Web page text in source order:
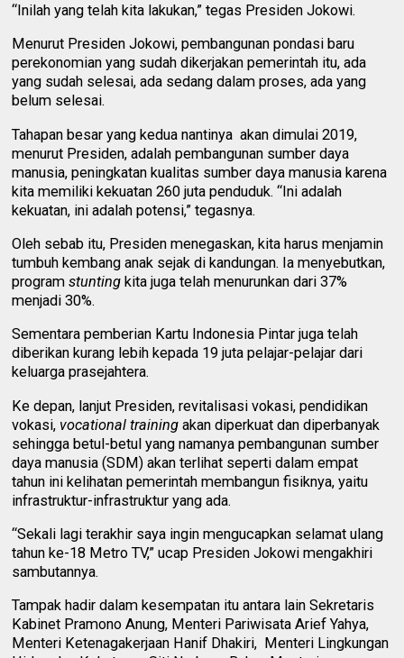
“Inilah yang telah kita lakukan,” tegas Presiden Jokowi.
Menurut Presiden Jokowi, pembangunan pondasi baru
perekonomian yang sudah dikerjakan pemerintah itu, ada
yang sudah selesai, ada sedang dalam proses, ada yang
belum selesai.
Tahapan besar yang kedua nantinya akan dimulai 2019,
menurut Presiden, adalah pembangunan sumber daya
manusia, peningkatan kualitas sumber daya manusia karena
kita memiliki kekuatan 260 juta penduduk. “Ini adalah
kekuatan, ini adalah potensi,” tegasnya.
Oleh sebab itu, Presiden menegaskan, kita harus menjamin
tumbuh kembang anak sejak di kandungan. Ia menyebutkan,
programstunting kita juga telah menurunkan dari 37%
menjadi 30%.
Sementara pemberian Kartu Indonesia Pintar juga telah
diberikan kurang lebih kepada 19 juta pelajar-pelajar dari
keluarga prasejahtera.
Ke depan, lanjut Presiden, revitalisasi vokasi, pendidikan
vokasi, vocational training akan diperkuat dan diperbanyak
sehingga betul-betul yang namanya pembangunan sumber
daya manusia (SDM) akan terlihat seperti dalam empat
tahun ini kelihatan pemerintah membangun fisiknya, yaitu
infrastruktur-infrastruktur yang ada.
“Sekali lagi terakhir saya ingin mengucapkan selamat ulang
tahun ke-18 Metro TV,” ucap Presiden Jokowi mengakhiri
sambutannya.
Tampak hadir dalam kesempatan itu antara lain Sekretaris
Kabinet Pramono Anung, Menteri Pariwisata Arief Yahya,
Menteri Ketenagakerjaan Hanif Dhakiri, Menteri Lingkungan